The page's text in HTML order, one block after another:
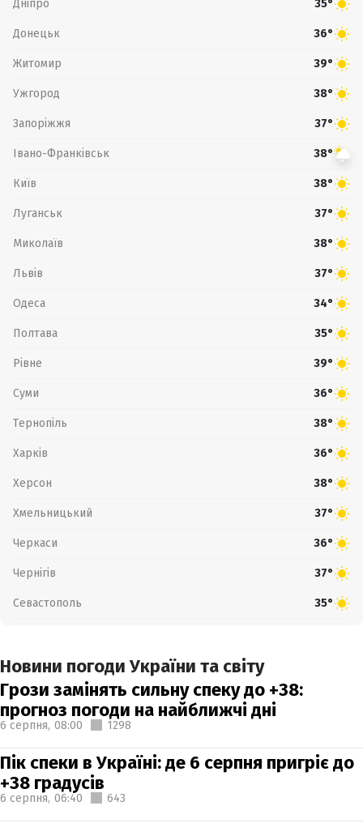
Дніпро 35°
Донецьк 36°
Житомир 39°
Ужгород 38°
Запоріжжя 37°
Івано-Франківськ 38°
Київ 38°
Луганськ 37°
Миколаїв 38°
Львів 37°
Одеса 34°
Полтава 35°
Рівне 39°
Суми 36°
Тернопіль 38°
Харків 36°
Херсон 38°
Хмельницький 37°
Черкаси 36°
Чернігів 37°
Севастополь 35°
Новини погоди України та світу
Грози замінять сильну спеку до +38:
прогноз погоди на найближчі дні
6 серпня, 08:00 1298
Пік спеки в Україні: де 6 серпня пригріє до
+38 градусів
6 серпня, 06:40 643